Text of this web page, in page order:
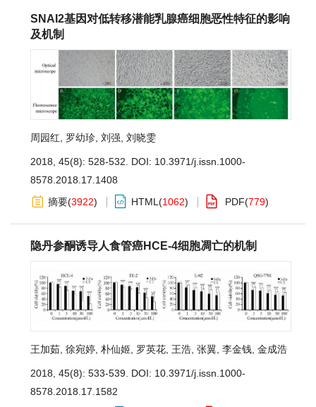
SNAI2基因对低转移潜能乳腺癌细胞恶性特征的影响
及机制
周园红 罗幼珍 刘强 刘晓雯
2018, 45(8): 528-532. DOI: 10.3971/j.issn.1000-
8578.2018.17.1408
摘要(3922) HTML (1062) PDF(779)
隐丹参酮诱导人食管癌HCE-4细胞凋亡的机制
王加茹 徐宛婷 朴仙姬 罗英花 王浩 张翼 李金钱 金成浩
2018, 45(8): 533-539. DOI: 10.3971/j.issn.1000-
8578.2018.17.1582